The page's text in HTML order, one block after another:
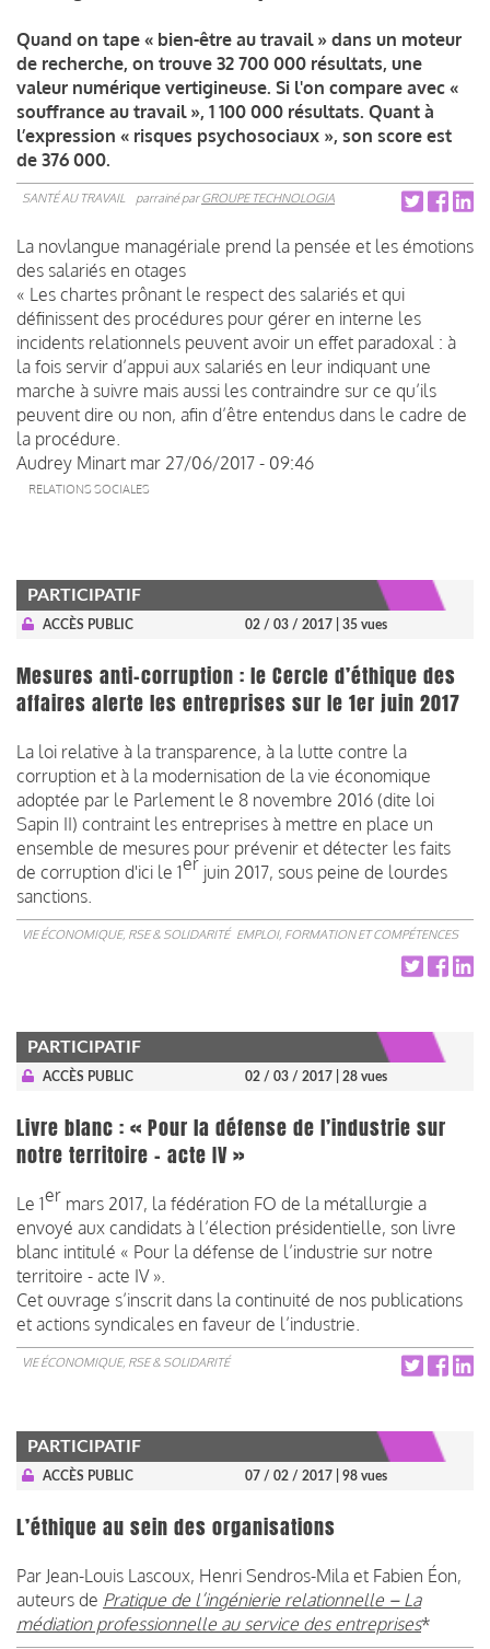
Quand on tape « bien-être au travail » dans un moteur
de recherche, on trouve 32 700 000 résultats, une
valeur numérique vertigineuse. Si l'on compare avec «
souffrance au travail », 1 100 000 résultats. Quant à
l’expression « risques psychosociaux », son score est
de 376 000.
SANTÉ AU TRAVAIL parrainé parGROUPE TECHNOLOGIA
La novlangue managériale prend la pensée et les émotions
des salariés en otages
« Les chartes prônant le respect des salariés et qui
définissent des procédures pour gérer en interne les
incidents relationnels peuvent avoir un effet paradoxal : à
la fois servir d’appui aux salariés en leur indiquant une
marche à suivre mais aussi les contraindre sur ce qu’ils
peuvent dire ou non, afin d’être entendus dans le cadre de
la procédure.
Audrey Minart mar 27/06/2017 - 09:46
RELATIONS SOCIALES
PARTICIPATIF
ACCÈS PUBLIC 02 / 03 / 2017 | 35 vues
Mesures anti-corruption : le Cercle d’éthique des
affaires alerte les entreprises sur le 1er juin 2017
La loi relative à la transparence, à la lutte contre la
corruption et à la modernisation de la vie économique
adoptée par le Parlement le 8 novembre 2016 (dite loi
Sapin II) contraint les entreprises à mettre en place un
ensemble de mesures pour prévenir et détecter les faits
de corruption d'ici le 1er juin 2017, sous peine de lourdes
sanctions.
VIE ÉCONOMIQUE, RSE & SOLIDARITÉ EMPLOI, FORMATION ET COMPÉTENCES
PARTICIPATIF
ACCÈS PUBLIC 02 / 03 / 2017 | 28 vues
Livre blanc : « Pour la défense de l’industrie sur
notre territoire - acte IV »
Le 1er mars 2017, la fédération FO de la métallurgie a
envoyé aux candidats à l’élection présidentielle, son livre
blanc intitulé « Pour la défense de l’industrie sur notre
territoire - acte IV ».
Cet ouvrage s’inscrit dans la continuité de nos publications
et actions syndicales en faveur de l’industrie.
VIE ÉCONOMIQUE, RSE & SOLIDARITÉ
PARTICIPATIF
ACCÈS PUBLIC 07 / 02 / 2017 | 98 vues
L’éthique au sein des organisations
Par Jean-Louis Lascoux, Henri Sendros-Mila et Fabien Éon,
auteurs de Pratique de l’ingénierie relationnelle – La
médiation professionnelle au service des entreprises*